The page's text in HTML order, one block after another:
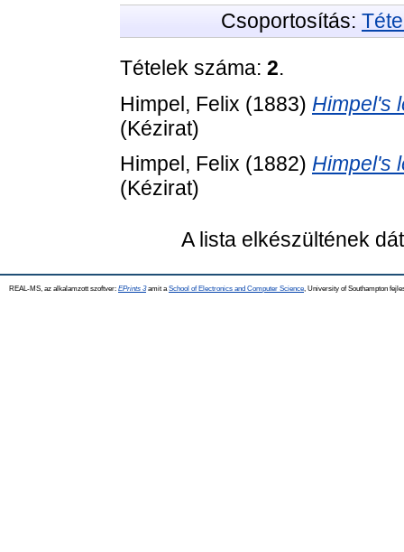
Csoportosítás:
Tételek száma: 2.
Himpel, Felix (1883) Himpel's
(Kézirat)
Himpel, Felix (1882) Himpel's
(Kézirat)
A lista elkészültének
REAL-MS, az alkalamzott szoftver: EPrints 3amit a School of Electronics and Computer Science , University of Southampton